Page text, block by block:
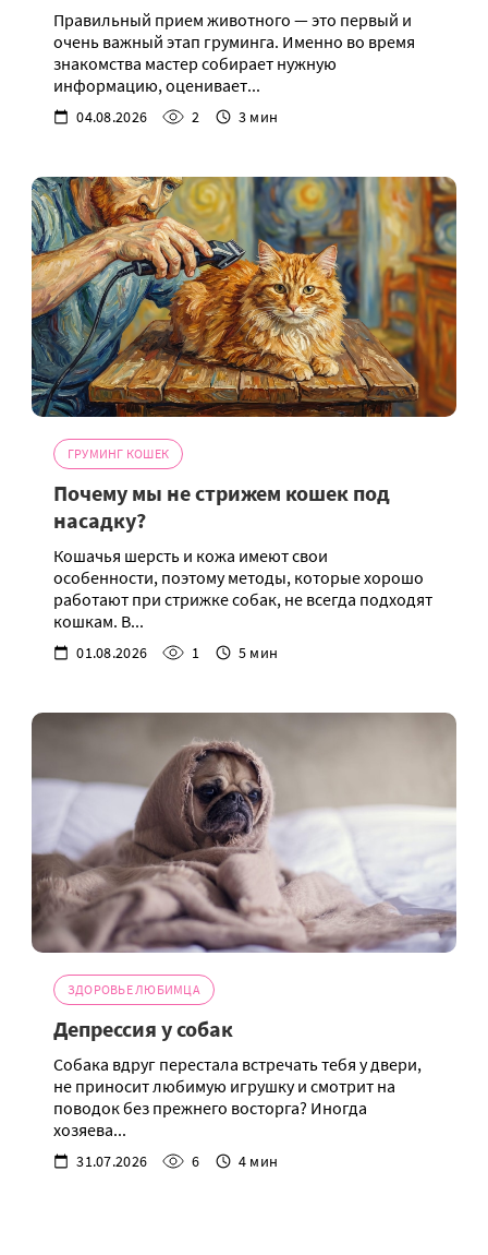
Правильный прием животного — это первый и
очень важный этап груминга. Именно во время
знакомства мастер собирает нужную
информацию, оценивает...
04.08.2026 2 3 мин
ГРУМИНГ КОШЕК
Почему мы не стрижем кошек под
насадку?
Кошачья шерсть и кожа имеют свои
особенности, поэтому методы, которые хорошо
работают при стрижке собак, не всегда подходят
кошкам. В...
01.08.2026 1 5 мин
ЗДОРОВЬЕ ЛЮБИМЦА
Депрессия у собак
Собака вдруг перестала встречать тебя у двери,
не приносит любимую игрушку и смотрит на
поводок без прежнего восторга? Иногда
хозяева...
31.07.2026 6 4 мин